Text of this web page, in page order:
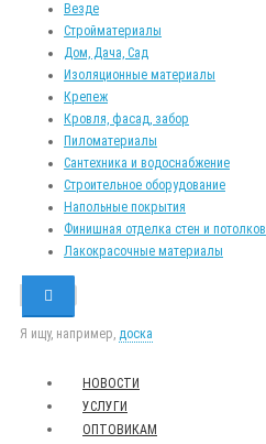
Везде
Стройматериалы
Дом, Дача, Сад
Изоляционные материалы
Крепеж
Кровля, фасад, забор
Пиломатериалы
Сантехника и водоснабжение
Строительное оборудование
Напольные покрытия
Финишная отделка стен и потолков
Лакокрасочные материалы
Я ищу, например, доска
НОВОСТИ
УСЛУГИ
ОПТОВИКАМ